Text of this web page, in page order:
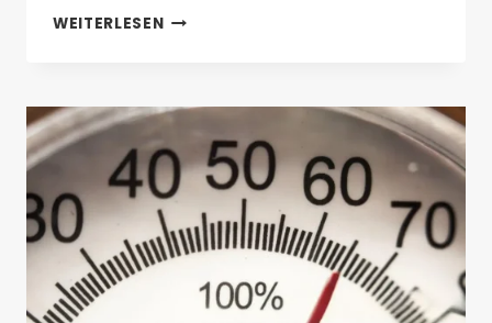
WEITERLESENTOP
INDUSTRIELLEN
SERVERN
2025:
WARUM
VALTORIS
HERAUSSTICHT